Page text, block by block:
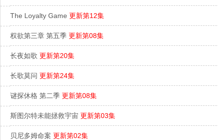
The Loyalty Game 更新第12集
权欲第三章 第五季 更新第08集
长夜如歌 更新第20集
长歌莫问 更新第24集
谜探休格 第二季 更新第08集
斯图尔特未能拯救宇宙 更新第03集
贝尼多姆命案 更新第02集